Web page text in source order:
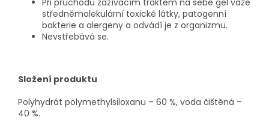
Při průchodu zažívacím traktem na sebe gel váže
středněmolekulární toxické látky, patogenní
bakterie a alergeny a odvádí je z organizmu.
Nevstřebává se.
Složení produktu
Polyhydrát polymethylsiloxanu – 60 %, voda čištěná –
40 %.